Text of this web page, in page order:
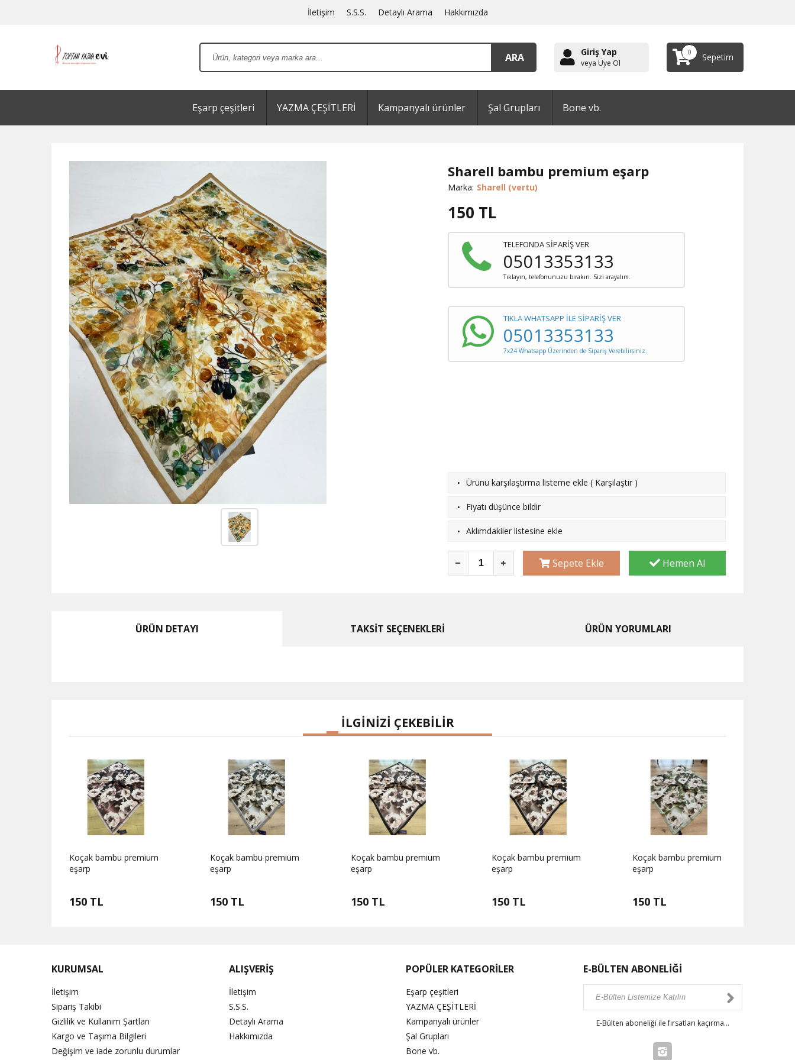
İletişim S.S.S. Detaylı Arama Hakkımızda
Giriş Yap
veya Üye Ol
0 Sepetim
Eşarp çeşitleri YAZMA ÇEŞİTLERİ Kampanyalı ürünler Şal Grupları Bone vb.
Sharell bambu premium eşarp
Marka: Sharell (vertu)
150 TL
TELEFONDA SİPARİŞ VER
05013353133
Tıklayın, telefonunuzu bırakın. Sizi arayalım.
TIKLA WHATSAPP İLE SİPARİŞ VER
05013353133
7x24 Whatsapp Üzerinden de Sipariş Verebilirsiniz.
· Ürünü karşılaştırma listeme ekle ( Karşılaştır )
· Fiyatı düşünce bildir
· Aklımdakiler listesine ekle
Sepete Ekle Hemen Al
ÜRÜN DETAYI TAKSİT SEÇENEKLERİ ÜRÜN YORUMLARI
İLGİNİZİ ÇEKEBİLİR
Koçak bambu premium
eşarp
150 TL
Koçak bambu premium
eşarp
150 TL
Koçak bambu premium
eşarp
150 TL
Koçak bambu premium
eşarp
150 TL
Koçak bambu premium
eşarp
150 TL
KURUMSAL
İletişim
Sipariş Takibi
Gizlilik ve Kullanım Şartları
Kargo ve Taşıma Bilgileri
Değişim ve iade zorunlu durumlar
ALIŞVERİŞ
İletişim
S.S.S.
Detaylı Arama
Hakkımızda
POPÜLER KATEGORİLER
Eşarp çeşitleri
YAZMA ÇEŞİTLERİ
Kampanyalı ürünler
Şal Grupları
Bone vb.
E-BÜLTEN ABONELİĞİ
E-Bülten aboneliği ile fırsatları kaçırma...